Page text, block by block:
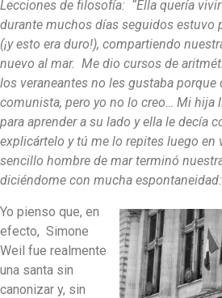
Lecciones de filosofía: “Ella quería
durante muchos días seguidos estuvo
(¡y esto era duro!), compartiendo
nuevo al mar. Me dio cursos de
los veraneantes no les gustaba porque
comunista, pero yo no lo creo… Mi hija
para aprender a su lado y ella le decía
explicártelo y tú me lo repites luego en
sencillo hombre de mar terminó
diciéndome con mucha espontaneidad:
Yo pienso que, en
efecto, Simone
Weil fue realmente
una santa sin
canonizar y, sin